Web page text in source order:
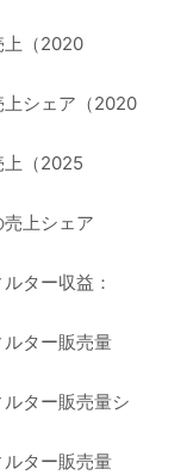
上（2020
上シェア（2020
上（2025
上シェア
ター収益：
ルター販売量
ター販売量シ
ルター販売量